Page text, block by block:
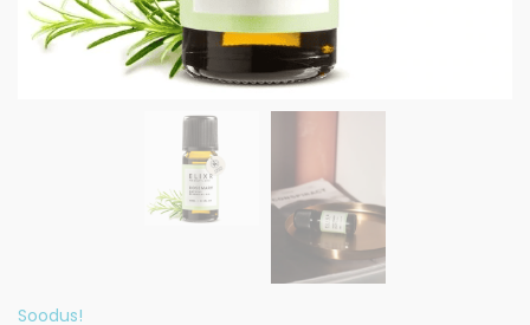
Soodus!